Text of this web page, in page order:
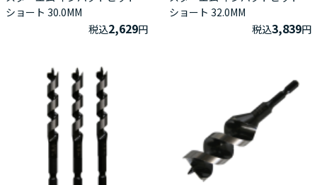
ショート 30.0MM
税込2,629円
ショート 32.0MM
税込3,839円